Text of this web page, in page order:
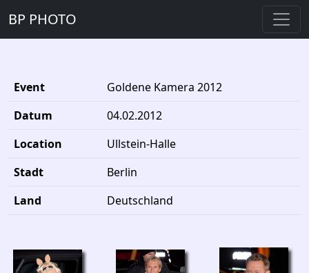
BP PHOTO
Event
Goldene Kamera 2012
Datum
04.02.2012
Location
Ullstein-Halle
Stadt
Berlin
Land
Deutschland